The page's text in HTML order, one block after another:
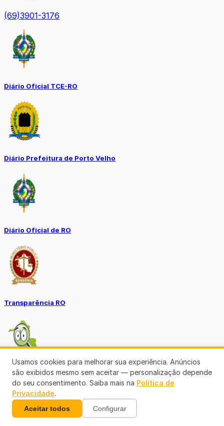
(69)3901-3176
Diário Oficial TCE-RO
Diário Prefeitura de Porto Velho
Diário Oficial de RO
Transparência RO
Tô no Controle TCE-RO
Ver mais
Usamos cookies para melhorar sua experiência. Anúncios
são exibidos mesmo sem aceitar — personalização depende
do seu consentimento. Saiba mais na Política de
Privacidade.
Aceitar todos Configurar